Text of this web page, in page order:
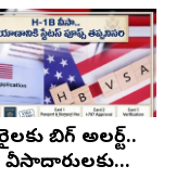
బిగ్ అలర్ట్..
వీసాదారులకు